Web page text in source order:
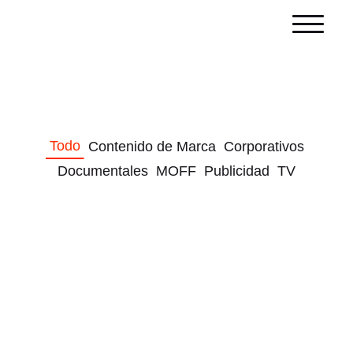
Contenido de Marca Corporativos
Documentales MOFF Publicidad TV
Todo